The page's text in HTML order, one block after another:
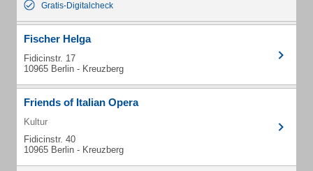
Gratis-Digitalcheck
Fischer Helga
Fidicinstr. 17
10965 Berlin - Kreuzberg
Friends of Italian Opera
Kultur
Fidicinstr. 40
10965 Berlin - Kreuzberg